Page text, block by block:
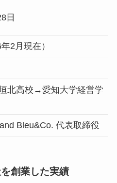
日
2月現在）
北高校→愛知大学経営学
Bleu&Co. 代表取締役
創業した実績